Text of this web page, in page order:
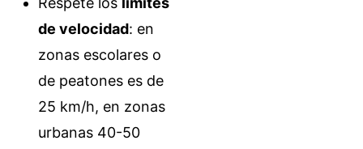
de velocidad: en
zonas escolares o
de peatones es de
25 km/h, en zonas
urbanas 40-50